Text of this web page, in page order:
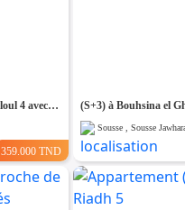
(S+2) avec meubles à Sahloul 4 avec Place de Parking
359.000 TND
Sousse , Sousse